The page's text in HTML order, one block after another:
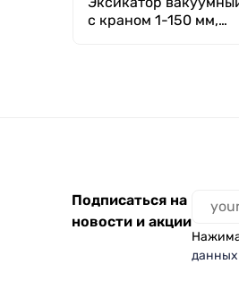
с краном 1-150 мм,
Подписаться на
новости и акции
данных